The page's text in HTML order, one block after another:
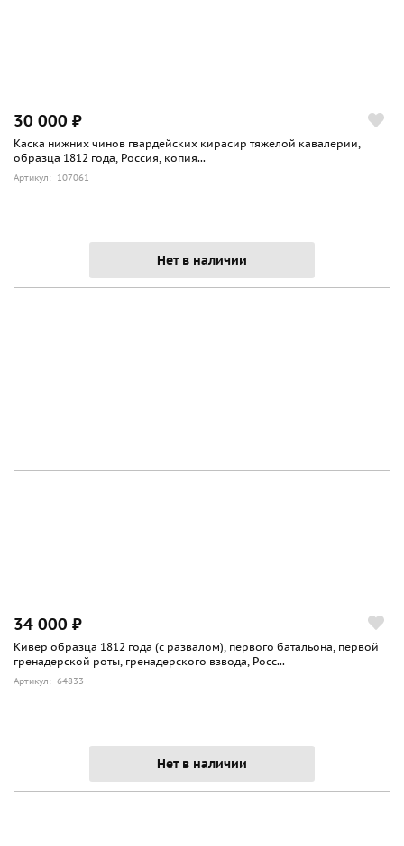
30 000 ₽
Каска нижних чинов гвардейских кирасир тяжелой кавалерии,
образца 1812 года, Россия, копия...
Артикул: 107061
Нет в наличии
34 000 ₽
Кивер образца 1812 года (с развалом), первого батальона, первой
гренадерской роты, гренадерского взвода, Росс...
Артикул: 64833
Нет в наличии